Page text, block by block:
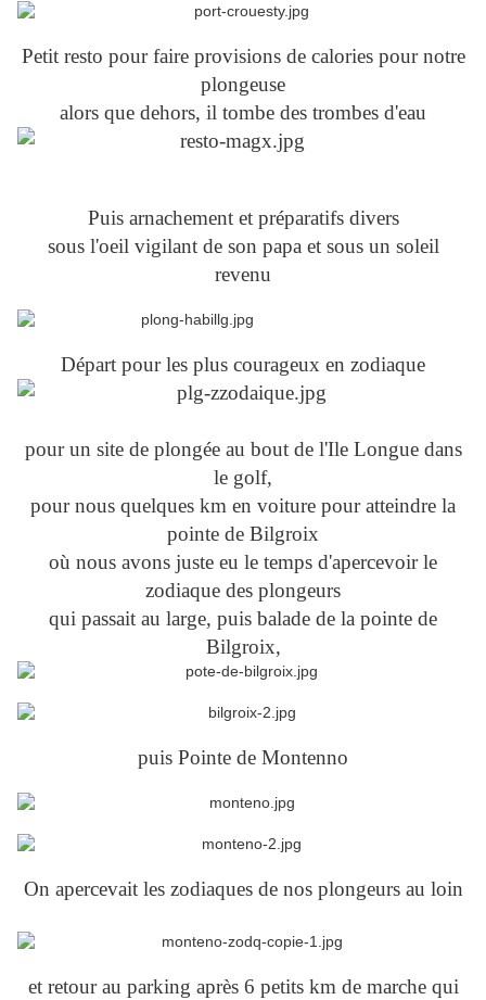
Petit resto pour faire provisions de calories pour notre
plongeuse
alors que dehors, il tombe des trombes d'eau
Puis arnachement et préparatifs divers
sous l'oeil vigilant de son papa et sous un soleil
revenu
Départ pour les plus courageux en zodiaque
pour un site de plongée au bout de l'Ile Longue dans
le golf,
pour nous quelques km en voiture pour atteindre la
pointe de Bilgroix
où nous avons juste eu le temps d'apercevoir le
zodiaque des plongeurs
qui passait au large, puis balade de la pointe de
Bilgroix,
puis Pointe de Montenno
On apercevait les zodiaques de nos plongeurs au loin
et retour au parking après 6 petits km de marche qui